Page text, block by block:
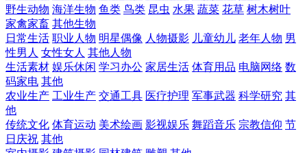
野生动物 海洋生物 鱼类 鸟类 昆虫 水果 蔬菜 花草 树木树叶
家禽家畜 其他生物
日常生活 职业人物 明星偶像 人物摄影 儿童幼儿 老年人物 男
性男人 女性女人 其他人物
生活素材 娱乐休闲 学习办公 家居生活 体育用品 电脑网络 数
码家电 其他
农业生产 工业生产 交通工具 医疗护理 军事武器 科学研究 其
他
传统文化 体育运动 美术绘画 影视娱乐 舞蹈音乐 宗教信仰 节
日庆祝 其他